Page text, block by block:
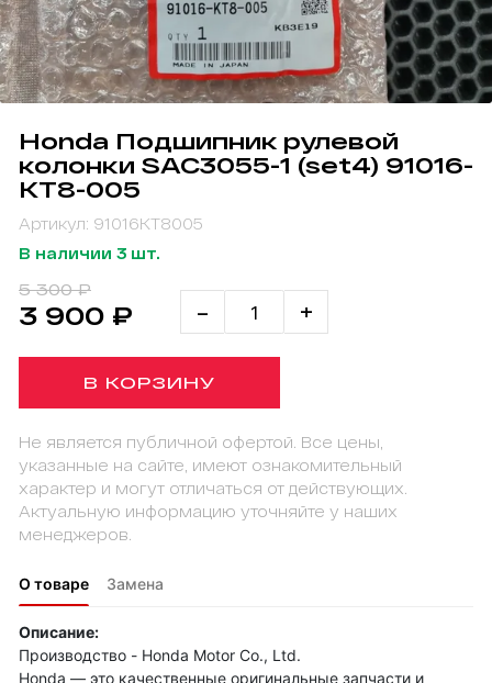
Honda Подшипник рулевой
колонки SAC3055-1 (set4) 91016-
KT8-005
Артикул: 91016KT8005
В наличии 3 шт.
5 300 ₽
3 900 ₽ - +
В КОРЗИНУ
Не является публичной офертой. Все цены,
указанные на сайте, имеют ознакомительный
характер и могут отличаться от действующих.
Актуальную информацию уточняйте у наших
менеджеров.
О товаре Замена
Описание:
Производство - Honda Motor Co., Ltd.
Honda — это качественные оригинальные запчасти и